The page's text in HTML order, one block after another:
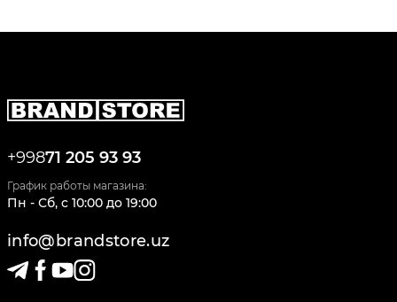
+99871 205 93 93
График работы магазина:
Пн - Сб, c 10:00 до 19:00
info@brandstore.uz